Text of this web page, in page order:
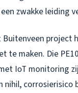
zwakke leiding
Buitenveen project
te maken. Die
IoT monitoring
nihil, corrosierisico